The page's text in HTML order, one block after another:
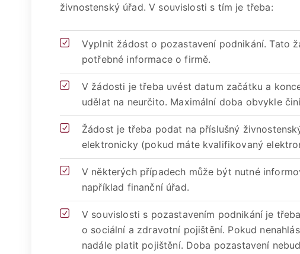
živnostenský úřad. V souvislosti s tím je třeba:
Vyplnit žádost o pozastavení podnikání. Tato
potřebné informace o firmě.
V žádosti je třeba uvést datum začátku a
udělat na neurčito. Maximální doba obvykle
Žádost je třeba podat na příslušný
elektronicky (pokud máte kvalifikovaný
V některých případech může být nutné
například finanční úřad.
V souvislosti s pozastavením podnikání je
o sociální a zdravotní pojištění. Pokud
nadále platit pojištění. Doba pozastavení